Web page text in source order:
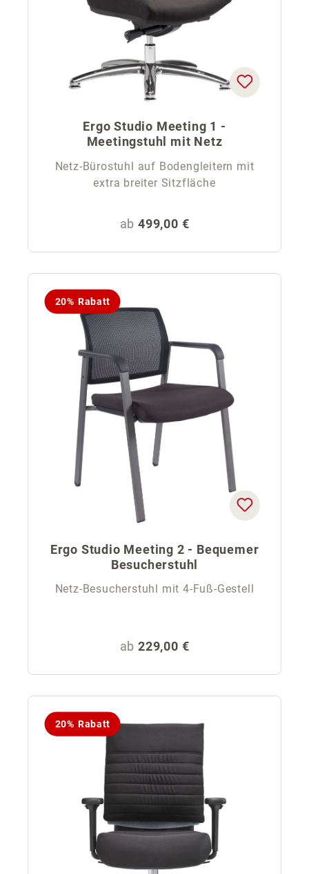
Ergo Studio Meeting 1 -
Meetingstuhl mit Netz
Netz-Bürostuhl auf Bodengleitern mit
extra breiter Sitzfläche
Regulärer Preis:
ab 499,00 €
20% Rabatt
Ergo Studio Meeting 2 - Bequemer
Besucherstuhl
Netz-Besucherstuhl mit 4-Fuß-Gestell
Regulärer Preis:
ab 229,00 €
20% Rabatt